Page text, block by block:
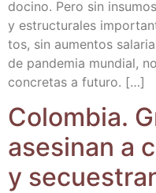
do­cino. Pero sin
y estruc­tu­ra­les
tos, sin aumen­tos
de pan­de­mia mun­dial,
con­cre­tas a futuro. […]
Colom­bia.
ase­si­nan a
y